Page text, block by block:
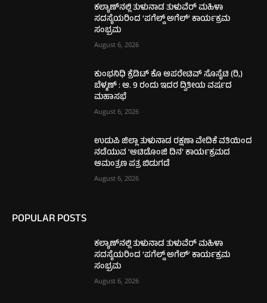
ಕಲ್ಯಾಣ್‌ನಲ್ಲಿ ತುಳುನಾಡ ತುಳುವೆರ್ ಮಹಿಳಾ
ಸದಸ್ಯೆಯರಿಂದ ‘ಪಗೆಲ್ಡ್ ಅಗೆಲ್’ ಕಾರ್ಯಕ್ರಮ
ಸಂಭ್ರಮ
August 6, 2026
ಕುಂಭನಿಧಿ ಕ್ರೆಡಿಟ್ ಕೊ ಆಪರೇಟಿವ್ ಸೊಸೈಟಿ (ರಿ,)
ಬೆಳ್ಮಣ್ : ಆ. 9 ರಂದು ಇದರ ದ್ವಿತೀಯ ವರ್ಷದ
ಮಹಾಸಭೆ
August 6, 2026
ಉಡುಪಿ ಜಿಲ್ಲಾ ತುಳುನಾಡ ರಕ್ಷಣಾ ವೇದಿಕೆ ವತಿಯಿಂದ
ನಡೆಯುವ ‘ಆಟಿಡೊಂಜಿ ದಿನ’ ಕಾರ್ಯಕ್ರಮದ
ಆಮಂತ್ರಣ ಪತ್ರ ಬಿಡುಗಡೆ
August 6, 2026
POPULAR POSTS
ಕಲ್ಯಾಣ್‌ನಲ್ಲಿ ತುಳುನಾಡ ತುಳುವೆರ್ ಮಹಿಳಾ
ಸದಸ್ಯೆಯರಿಂದ ‘ಪಗೆಲ್ಡ್ ಅಗೆಲ್’ ಕಾರ್ಯಕ್ರಮ
ಸಂಭ್ರಮ
August 6, 2026